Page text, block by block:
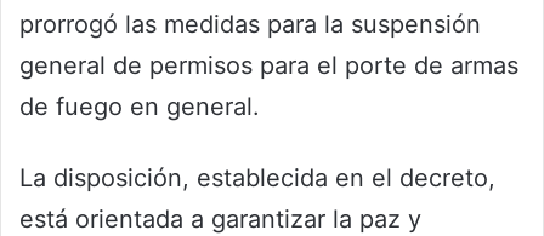
prorrogó las medidas para la suspensión
general de permisos para el porte de armas
de fuego en general.
La disposición, establecida en el decreto,
está orientada a garantizar la paz y